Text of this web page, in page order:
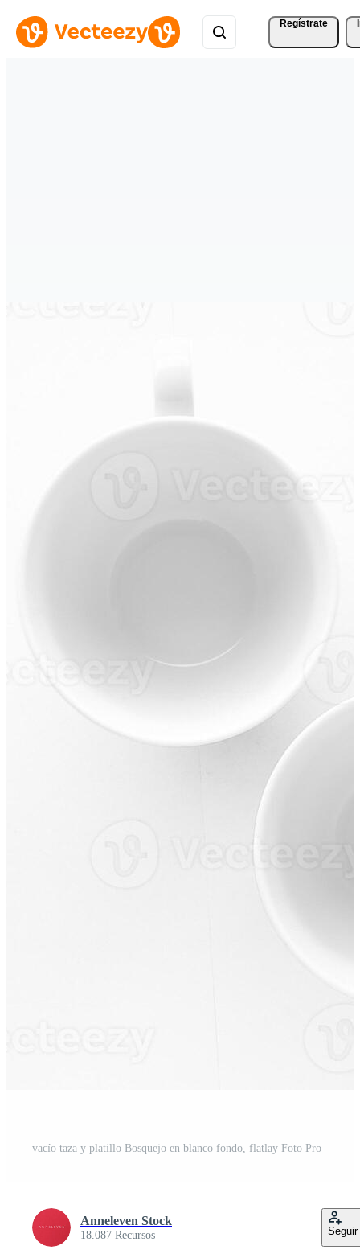
Regístrate
vacío taza y platillo Bosquejo en blanco fondo, flatlay Foto Pro
Anneleven Stock
18.087 Recursos Seguir